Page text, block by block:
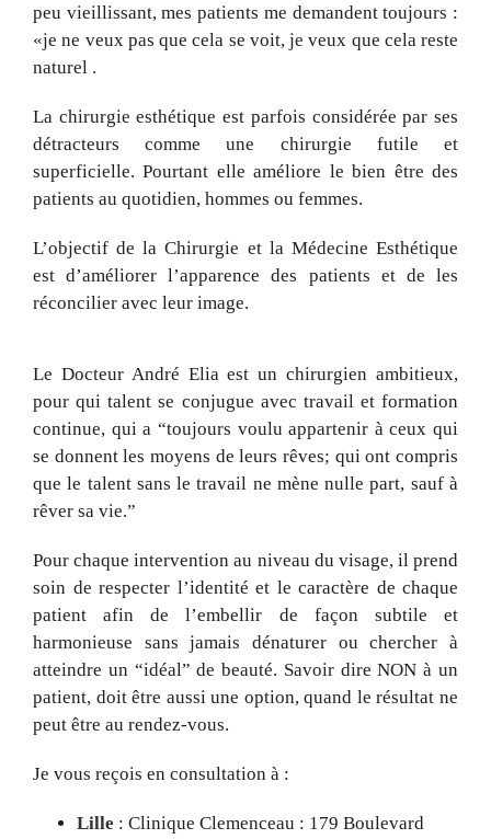
peu vieillissant, mes patients me demandent toujours :
«je ne veux pas que cela se voit, je veux que cela reste
naturel .
La chirurgie esthétique est parfois considérée par ses
détracteurs comme une chirurgie futile et
superficielle. Pourtant elle améliore le bien être des
patients au quotidien, hommes ou femmes.
L’objectif de la Chirurgie et la Médecine Esthétique
est d’améliorer l’apparence des patients et de les
réconcilier avec leur image.
Le Docteur André Elia est un chirurgien ambitieux,
pour qui talent se conjugue avec travail et formation
continue, qui a “toujours voulu appartenir à ceux qui
se donnent les moyens de leurs rêves; qui ont compris
que le talent sans le travail ne mène nulle part, sauf à
rêver sa vie.”
Pour chaque intervention au niveau du visage, il prend
soin de respecter l’identité et le caractère de chaque
patient afin de l’embellir de façon subtile et
harmonieuse sans jamais dénaturer ou chercher à
atteindre un “idéal” de beauté. Savoir dire NON à un
patient, doit être aussi une option, quand le résultat ne
peut être au rendez-vous.
Je vous reçois en consultation à :
Lille : Clinique Clemenceau : 179 Boulevard